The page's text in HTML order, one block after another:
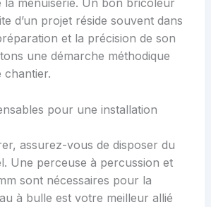
la menuiserie. Un bon bricoleur
d’un projet réside souvent dans
et la précision de son
une démarche méthodique
pour une installation
assurez-vous de disposer du
Une perceuse à percussion et
sont nécessaires pour la
à bulle est votre meilleur allié